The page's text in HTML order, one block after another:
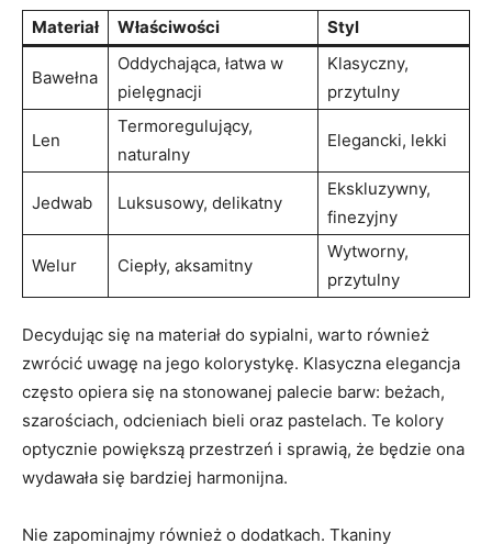
Materiał Właściwości Styl
Bawełna
Oddychająca, łatwa w
pielęgnacji
Klasyczny,
przytulny
Len
Termoregulujący,
naturalny
Elegancki, lekki
Jedwab Luksusowy, delikatny
Ekskluzywny,
finezyjny
Welur Ciepły, aksamitny
Wytworny,
przytulny
Decydując się na materiał do sypialni, warto również
zwrócić uwagę na jego kolorystykę. Klasyczna elegancja
często opiera się na stonowanej palecie barw: beżach,
szarościach, odcieniach bieli oraz pastelach. Te kolory
optycznie powiększą przestrzeń i sprawią, że będzie ona
wydawała się bardziej harmonijna.
Nie zapominajmy również o dodatkach. Tkaniny